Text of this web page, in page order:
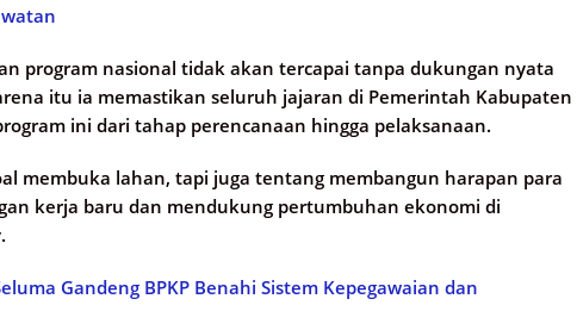
program nasional tidak akan tercapai tanpa dukungan nyata
itu ia memastikan seluruh jajaran di Pemerintah Kabupaten
ini dari tahap perencanaan hingga pelaksanaan.
membuka lahan, tapi juga tentang membangun harapan para
kerja baru dan mendukung pertumbuhan ekonomi di
Gandeng BPKP Benahi Sistem Kepegawaian dan